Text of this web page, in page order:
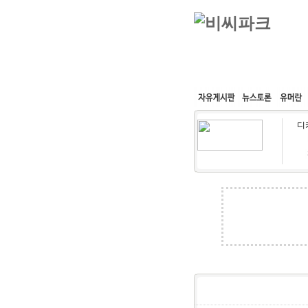
커뮤니티 속도패치
디